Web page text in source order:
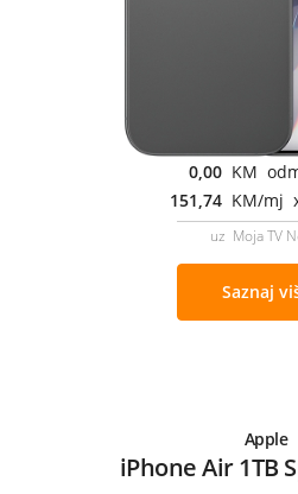
0,00 KM
151,74 KM/mj
uz Moja TV
Saznaj
Apple
iPhone Air 1TB